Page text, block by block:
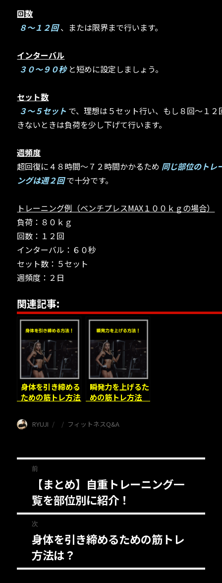
回数
８～１２回、または限界まで行います。
インターバル
３０～９０秒 と短めに設定しましょう。
セット数
３～５セット で、理想は５セット行い、もし８回～１２
きないときは負荷を少し下げて行います。
週頻度
超回復に４８時間～７２時間かかるため 同じ部位のトレ
ングは週２回で十分です。
トレーニング例（ベンチプレスMAX１００ｋｇの場合）
負荷：８０ｋｇ
回数：１２回
インターバル：６０秒
セット数：５セット
週頻度：２日
関連記事:
身体を引き締める
ための筋トレ方法
瞬発力を上げるた
めの筋トレ方法
投
RYUJI
投 カ
フィットネスQ&A
ナ
ー
前
の
投
稿:
【まとめ】自重トレーニング一
覧を部位別に紹介！
次
次
の
投
身体を引き締めるための筋トレ
方法は？